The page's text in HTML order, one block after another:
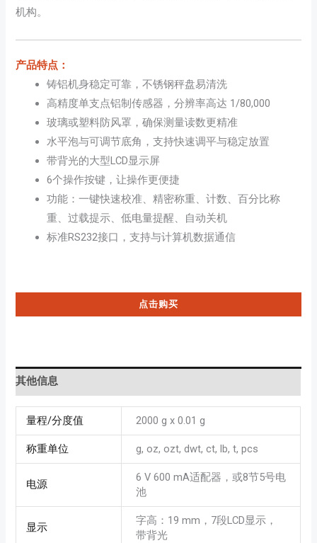
机构。
产品特点：
铸铝机身稳定可靠，不锈钢秤盘易清洗
高精度单支点铝制传感器，分辨率高达 1/80,000
玻璃或塑料防风罩，确保测量读数更精准
水平泡与可调节底角，支持快速调平与稳定放置
带背光的大型LCD显示屏
6个操作按键，让操作更便捷
功能：一键快速校准、精密称重、计数、百分比称
重、过载提示、低电量提醒、自动关机
标准RS232接口，支持与计算机数据通信
点击购买
其他信息
量程/分度值 2000 g x 0.01 g
称重单位 g, oz, ozt, dwt, ct, lb, t, pcs
电源
6 V 600 mA适配器，或8节5号电
池
显示
字高：19 mm，7段LCD显示，
带背光